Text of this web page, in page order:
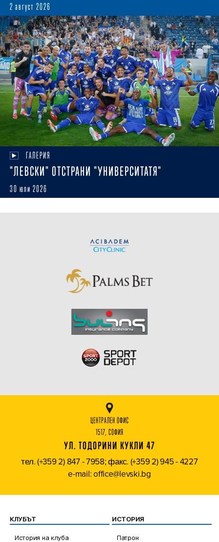
2 август 2026
ГАЛЕРИЯ
"ЛЕВСКИ" ОТСТРАНИ "УНИВЕРСИТАТЯ"
30 юли 2026
ЦЕНТРАЛЕН ОФИС
1517, СОФИЯ
УЛ. ТОДОРИНИ КУКЛИ 47
тел. (+359 2) 847 - 7958; факс. (+359 2) 945 - 4227
e-mail: office@levski.bg
КЛУБЪТ
История на клуба
ИСТОРИЯ
Патрон